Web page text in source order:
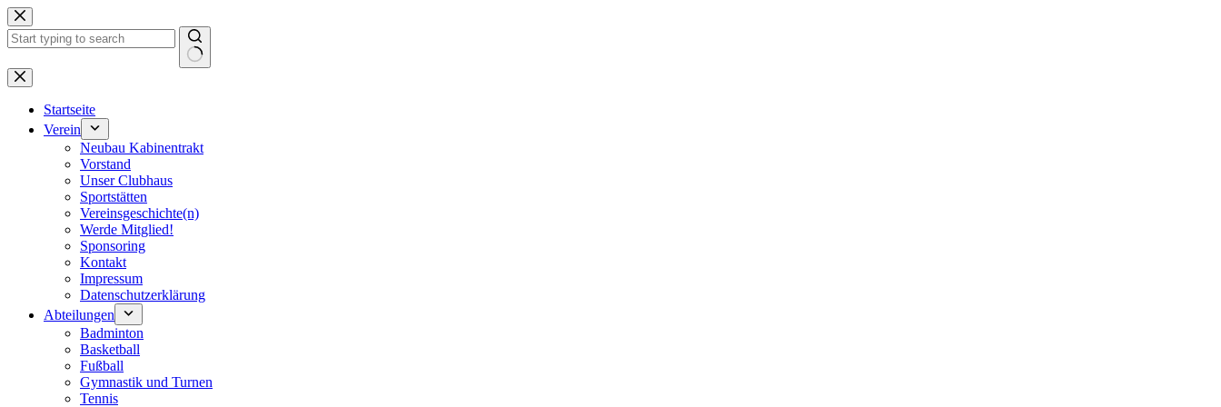
Zum
Inhalt
springen
Keine
Ergebnisse
Startseite
Verein
Neubau Kabinentrakt
Vorstand
Unser Clubhaus
Sportstätten
Vereinsgeschichte(n)
Werde Mitglied!
Sponsoring
Kontakt
Impressum
Datenschutzerklärung
Abteilungen
Badminton
Basketball
Fußball
Gymnastik und Turnen
Tennis